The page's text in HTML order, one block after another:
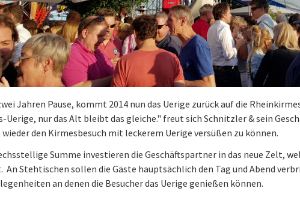
Jahren Pause, kommt 2014 nun das Uerige zurück auf die
Uerige, nur das Alt bleibt das gleiche." freut sich Schnitzler & sein
wieder den Kirmesbesuch mit leckerem Uerige versüßen zu können.
Summe investieren die Geschäftspartner in das neue Zelt,
An Stehtischen sollen die Gäste hauptsächlich den Tag und Abend
an denen die Besucher das Uerige genießen können.